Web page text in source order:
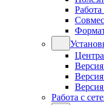
Работа с